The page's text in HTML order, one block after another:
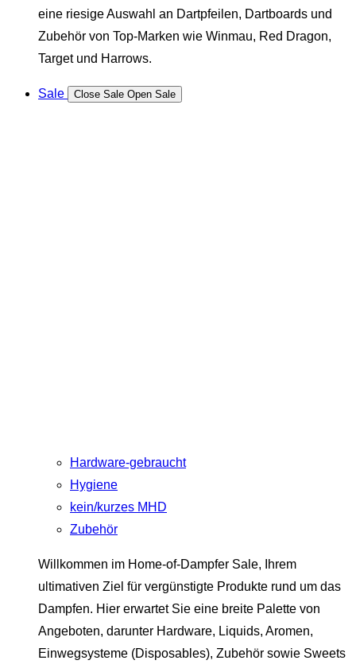
eine riesige Auswahl an Dartpfeilen, Dartboards und
Zubehör von Top-Marken wie Winmau, Red Dragon,
Target und Harrows.
Sale Close Sale Open Sale
Hardware-gebraucht
Hygiene
kein/kurzes MHD
Zubehör
Willkommen im Home-of-Dampfer Sale, Ihrem
ultimativen Ziel für vergünstigte Produkte rund um das
Dampfen. Hier erwartet Sie eine breite Palette von
Angeboten, darunter Hardware, Liquids, Aromen,
Einwegsysteme (Disposables), Zubehör sowie Sweets